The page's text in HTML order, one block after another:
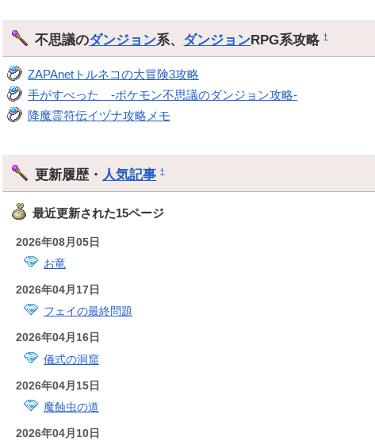
不思議のダンジョン系、 ダンジョンRPG系攻略†
ZAPAnetトルネコの大冒険3攻略
手がすべった -ポケモン不思議のダンジョン攻略-
降魔霊符伝イヅナ攻略メモ
更新履歴・ 人気記事 †
最近更新された15ページ
2026年08月05日
お竜
2026年04月17日
フェイの最終問題
2026年04月16日
儀式の洞窟
2026年04月15日
魔蝕虫の道
2026年04月10日